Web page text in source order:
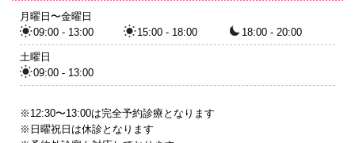
月曜日〜金曜日
09:00 - 13:00
15:00 - 18:00 18:00 - 20:00
土曜日
09:00 - 13:00
※12:30〜13:00は完全予約診療となります
※日曜祝日は休診となります